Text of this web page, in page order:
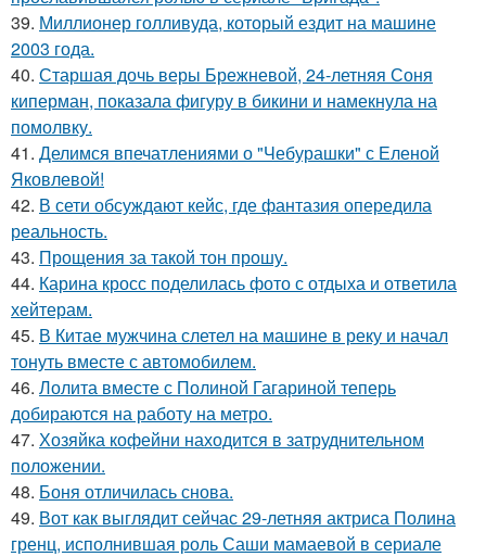
39. Миллионер голливуда, который ездит на машине
2003 года.
40. Старшая дочь веры Брежневой, 24-летняя Соня
киперман, показала фигуру в бикини и намекнула на
помолвку.
41. Делимся впечатлениями о "Чебурашки" с Еленой
Яковлевой!
42. В сети обсуждают кейс, где фантазия опередила
реальность.
43. Прощения за такой тон прошу.
44. Карина кросс поделилась фото с отдыха и ответила
хейтерам.
45. В Китае мужчина слетел на машине в реку и начал
тонуть вместе с автомобилем.
46. Лолита вместе с Полиной Гагариной теперь
добираются на работу на метро.
47. Хозяйка кофейни находится в затруднительном
положении.
48. Боня отличилась снова.
49. Вот как выглядит сейчас 29-летняя актриса Полина
гренц, исполнившая роль Саши мамаевой в сериале